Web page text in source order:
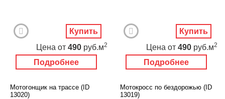
Подробнее
Цена от 490 руб.м2
Купить
Подробнее
Цена от 490 руб.м2
Купить
Мотогонщик на трассе (ID
13020)
Мотокросс по бездорожью (ID
13019)